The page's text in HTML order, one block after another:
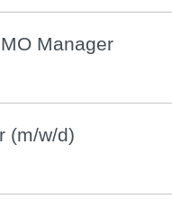
Manager
(m/w/d)